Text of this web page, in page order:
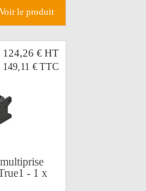
voir le produit
124,26 €HT
149,11 € TTC
- 1 x